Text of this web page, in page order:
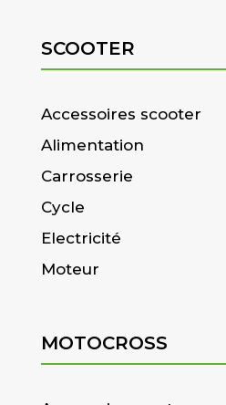
SCOOTER
Accessoires scooter
Alimentation
Carrosserie
Cycle
Electricité
Moteur
MOTOCROSS